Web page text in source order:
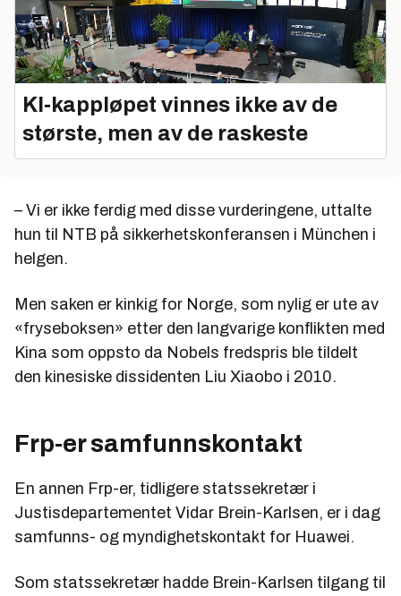
KI‑kappløpet vinnes ikke av de
største, men av de raskeste
– Vi er ikke ferdig med disse vurderingene, uttalte
hun til NTB på sikkerhetskonferansen i München i
helgen.
Men saken er kinkig for Norge, som nylig er ute av
«fryseboksen» etter den langvarige konflikten med
Kina som oppsto da Nobels fredspris ble tildelt
den kinesiske dissidenten Liu Xiaobo i 2010.
Frp-er samfunnskontakt
En annen Frp-er, tidligere statssekretær i
Justisdepartementet Vidar Brein-Karlsen, er i dag
samfunns- og myndighetskontakt for Huawei.
Som statssekretær hadde Brein-Karlsen tilgang til